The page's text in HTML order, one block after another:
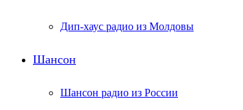
Дип-хаус радио из Молдовы
Шансон
Шансон радио из России